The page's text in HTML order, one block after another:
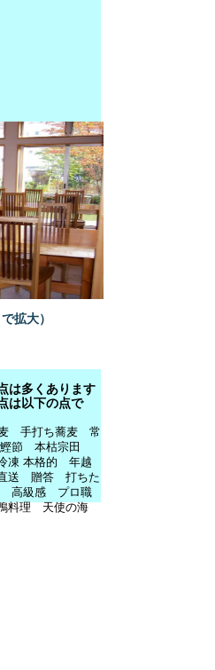
多くあります
は以下の点で
手打ち蕎麦 常
節 本枯宗田
凍 本格的 年越
送 贈答 打ちた
高級感 プロ職
理 天使の海
拡大）